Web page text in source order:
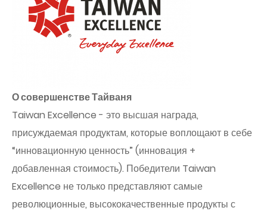
О совершенстве Тайваня
Taiwan Excellence - это высшая награда,
присуждаемая продуктам, которые воплощают в себе
“инновационную ценность” (инновация +
добавленная стоимость). Победители Taiwan
Excellence не только представляют самые
революционные, высококачественные продукты с